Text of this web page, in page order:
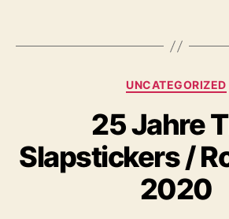
UNCATEGORIZED
25 Jahre
Slapstickers /
2020